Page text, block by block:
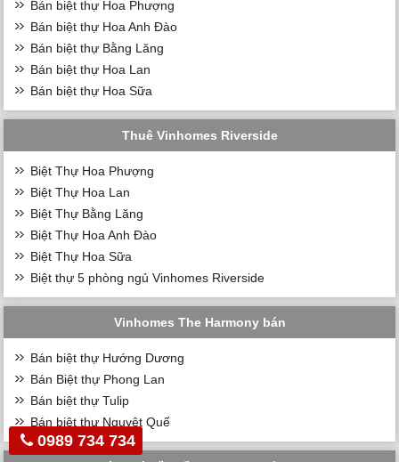
Bán biệt thự Hoa Phượng
Bán biệt thự Hoa Anh Đào
Bán biệt thự Bằng Lăng
Bán biệt thự Hoa Lan
Bán biệt thự Hoa Sữa
Thuê Vinhomes Riverside
Biệt Thự Hoa Phượng
Biệt Thự Hoa Lan
Biệt Thự Bằng Lăng
Biệt Thự Hoa Anh Đào
Biệt Thự Hoa Sữa
Biệt thự 5 phòng ngủ Vinhomes Riverside
Vinhomes The Harmony bán
Bán biệt thự Hướng Dương
Bán Biệt thự Phong Lan
Bán biệt thự Tulip
Bán biệt thự Nguyệt Quế
0989 734 734